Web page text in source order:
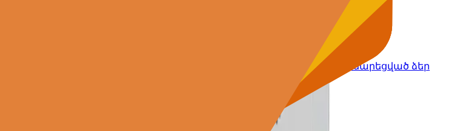
դասեր 1-12-րդ դասարանների ուսանողների համար՝ հարմարեցված ձեր